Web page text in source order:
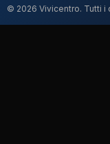
© 2026 Vivicentro. Tutti i